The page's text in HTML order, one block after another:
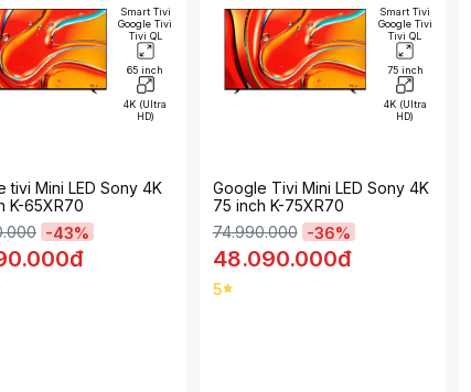
Smart Tivi
Google Tivi
Tivi QL
65 inch
4K (Ultra
HD)
tivi Mini LED Sony 4K
K-65XR70
-43%
Smart Tivi
Google Tivi
Tivi QL
75 inch
4K (Ultra
HD)
Google Tivi Mini LED Sony 4K
75 inch K-75XR70
74.990.000 -36%
48.090.000đ
5